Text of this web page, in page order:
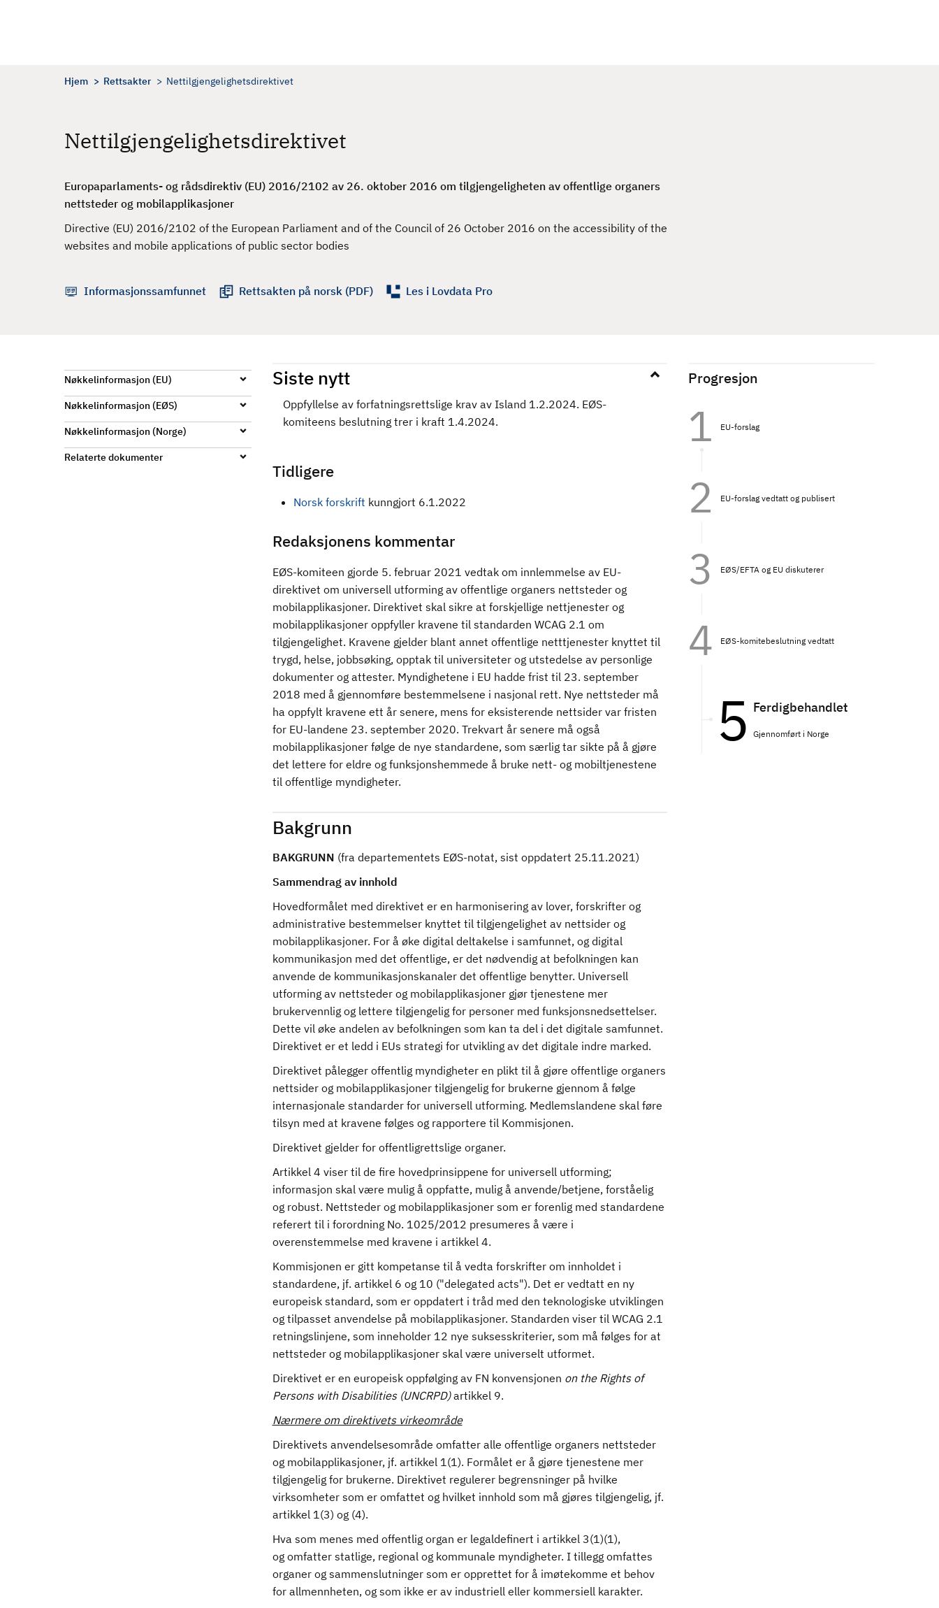
Hjem Rettsakter Nettilgjengelighetsdirektivet
Nettilgjengelighetsdirektivet
Europaparlaments- og rådsdirektiv (EU) 2016/2102 av 26. oktober 2016 om tilgjengeligheten av offentlige organers
nettsteder og mobilapplikasjoner
Directive (EU) 2016/2102 of the European Parliament and of the Council of 26 October 2016 on the accessibility of the
websites and mobile applications of public sector bodies
Informasjonssamfunnet Rettsakten på norsk (PDF) Les i Lovdata Pro
Nøkkelinformasjon (EU)
Nøkkelinformasjon (EØS)
Nøkkelinformasjon (Norge)
Relaterte dokumenter
Siste nytt
Oppfyllelse av forfatningsrettslige krav av Island 1.2.2024. EØS-
komiteens beslutning trer i kraft 1.4.2024.
Tidligere
Norsk forskrift kunngjort 6.1.2022
Redaksjonens kommentar
EØS-komiteen gjorde 5. februar 2021 vedtak om innlemmelse av EU-
direktivet om universell utforming av offentlige organers nettsteder og
mobilapplikasjoner. Direktivet skal sikre at forskjellige nettjenester og
mobilapplikasjoner oppfyller kravene til standarden WCAG 2.1 om
tilgjengelighet. Kravene gjelder blant annet offentlige netttjenester knyttet til
trygd, helse, jobbsøking, opptak til universiteter og utstedelse av personlige
dokumenter og attester. Myndighetene i EU hadde frist til 23. september
2018 med å gjennomføre bestemmelsene i nasjonal rett. Nye nettsteder må
ha oppfylt kravene ett år senere, mens for eksisterende nettsider var fristen
for EU-landene 23. september 2020. Trekvart år senere må også
mobilapplikasjoner følge de nye standardene, som særlig tar sikte på å gjøre
det lettere for eldre og funksjonshemmede å bruke nett- og mobiltjenestene
til offentlige myndigheter.
Bakgrunn
BAKGRUNN (fra departementets EØS-notat, sist oppdatert 25.11.2021)
Sammendrag av innhold
Hovedformålet med direktivet er en harmonisering av lover, forskrifter og
administrative bestemmelser knyttet til tilgjengelighet av nettsider og
mobilapplikasjoner. For å øke digital deltakelse i samfunnet, og digital
kommunikasjon med det offentlige, er det nødvendig at befolkningen kan
anvende de kommunikasjonskanaler det offentlige benytter. Universell
utforming av nettsteder og mobilapplikasjoner gjør tjenestene mer
brukervennlig og lettere tilgjengelig for personer med funksjonsnedsettelser.
Dette vil øke andelen av befolkningen som kan ta del i det digitale samfunnet.
Direktivet er et ledd i EUs strategi for utvikling av det digitale indre marked.
Direktivet pålegger offentlig myndigheter en plikt til å gjøre offentlige organers
nettsider og mobilapplikasjoner tilgjengelig for brukerne gjennom å følge
internasjonale standarder for universell utforming. Medlemslandene skal føre
tilsyn med at kravene følges og rapportere til Kommisjonen.
Direktivet gjelder for offentligrettslige organer.
Artikkel 4 viser til de fire hovedprinsippene for universell utforming;
informasjon skal være mulig å oppfatte, mulig å anvende/betjene, forståelig
og robust. Nettsteder og mobilapplikasjoner som er forenlig med standardene
referert til i forordning No. 1025/2012 presumeres å være i
overenstemmelse med kravene i artikkel 4.
Kommisjonen er gitt kompetanse til å vedta forskrifter om innholdet i
standardene, jf. artikkel 6 og 10 ("delegated acts"). Det er vedtatt en ny
europeisk standard, som er oppdatert i tråd med den teknologiske utviklingen
og tilpasset anvendelse på mobilapplikasjoner. Standarden viser til WCAG 2.1
retningslinjene, som inneholder 12 nye suksesskriterier, som må følges for at
nettsteder og mobilapplikasjoner skal være universelt utformet.
Direktivet er en europeisk oppfølging av FN konvensjonen on the Rights of
Persons with Disabilities (UNCRPD)artikkel 9.
Nærmere om direktivets virkeområde
Direktivets anvendelsesområde omfatter alle offentlige organers nettsteder
og mobilapplikasjoner, jf. artikkel 1(1). Formålet er å gjøre tjenestene mer
tilgjengelig for brukerne. Direktivet regulerer begrensninger på hvilke
virksomheter som er omfattet og hvilket innhold som må gjøres tilgjengelig, jf.
artikkel 1(3) og (4).
Hva som menes med offentlig organ er legaldefinert i artikkel 3(1)(1),
og omfatter statlige, regional og kommunale myndigheter. I tillegg omfattes
organer og sammenslutninger som er opprettet for å imøtekomme et behov
for allmennheten, og som ikke er av industriell eller kommersiell karakter.
Progresjon
EU-forslag
EU-forslag vedtatt og publisert
EØS/EFTA og EU diskuterer
EØS-komitebeslutning vedtatt
Ferdigbehandlet
Gjennomført i Norge